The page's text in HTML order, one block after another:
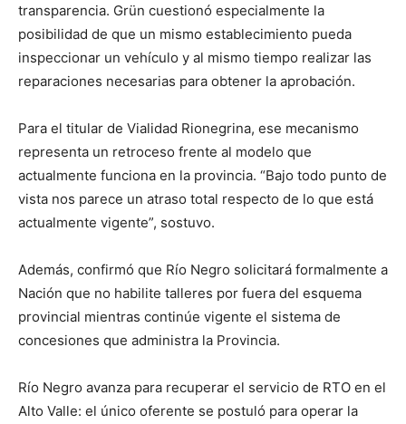
transparencia. Grün cuestionó especialmente la
posibilidad de que un mismo establecimiento pueda
inspeccionar un vehículo y al mismo tiempo realizar las
reparaciones necesarias para obtener la aprobación.
Para el titular de Vialidad Rionegrina, ese mecanismo
representa un retroceso frente al modelo que
actualmente funciona en la provincia. “Bajo todo punto de
vista nos parece un atraso total respecto de lo que está
actualmente vigente”, sostuvo.
Además, confirmó que Río Negro solicitará formalmente a
Nación que no habilite talleres por fuera del esquema
provincial mientras continúe vigente el sistema de
concesiones que administra la Provincia.
Río Negro avanza para recuperar el servicio de RTO en el
Alto Valle: el único oferente se postuló para operar la